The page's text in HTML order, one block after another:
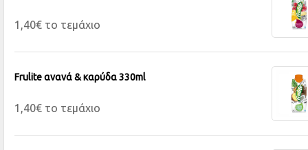
1,40€ το τεμάχιο
Frulite ανανά & καρύδα 330ml
1,40€ το τεμάχιο